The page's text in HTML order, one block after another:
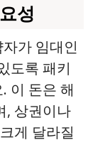
성
가 임대인
도록 패키
이 돈은 해
, 상권이나
게 달라질